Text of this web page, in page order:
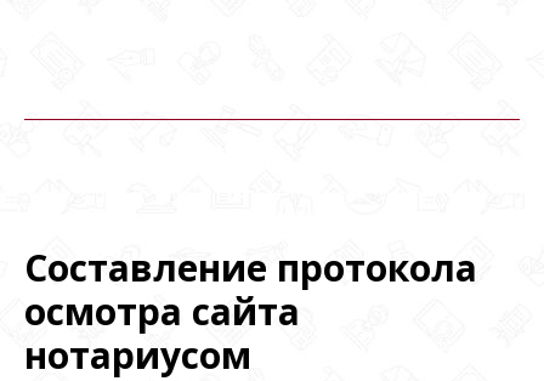
Составление протокола
осмотра сайта
нотариусом